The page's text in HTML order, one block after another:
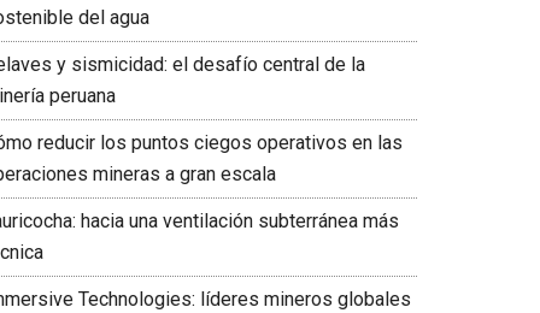
del agua
y sismicidad: el desafío central de la
peruana
reducir los puntos ciegos operativos en las
mineras a gran escala
hacia una ventilación subterránea más
Technologies: líderes mineros globales